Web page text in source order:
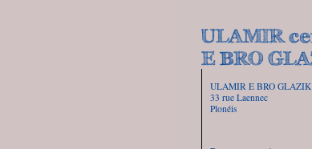
ULAMIR E BRO GLAZIK
33 rue Laennec
Plonéis